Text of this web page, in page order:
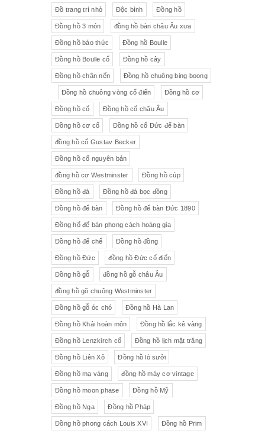
Đồ trang trí nhỏ Độc bình Đồng hồ
Đồng hồ 3 món đồng hồ bàn châu Âu xưa
Đồng hồ báo thức Đồng hồ Boulle
Đồng hồ Boulle cổ Đồng hồ cây
Đồng hồ chân nến Đồng hồ chuông bing boong
Đồng hồ chuông vòng cổ điển Đồng hồ cơ
Đồng hồ cổ Đồng hồ cổ châu Âu
Đồng hồ cơ cổ Đồng hồ cổ Đức để bàn
đồng hồ cổ Gustav Becker
Đồng hồ cổ nguyên bản
đồng hồ cơ Westminster Đồng hồ cúp
Đồng hồ đá Đồng hồ đá bọc đồng
Đồng hồ để bàn Đồng hồ để bàn Đức 1890
Đồng hổ để bàn phong cách hoàng gia
Đồng hồ đế chế Đồng hồ đồng
Đồng hồ Đức đồng hồ Đức cổ điển
Đồng hồ gỗ đồng hồ gỗ châu Âu
đồng hồ gõ chuông Westminster
Đồng hồ gỗ óc chó Đồng hồ Hà Lan
Đồng hồ Khải hoàn môn Đồng hồ lắc kê vàng
Đồng hồ Lenzkirch cổ Đồng hồ lịch mặt trăng
Đồng hồ Liên Xô Đồng hồ lò sưởi
Đồng hồ mạ vàng đồng hồ máy cơ vintage
Đồng hồ moon phase Đồng hồ Mỹ
Đồng hồ Nga Đồng hồ Pháp
Đồng hồ phong cách Louis XVI Đồng hồ Prim